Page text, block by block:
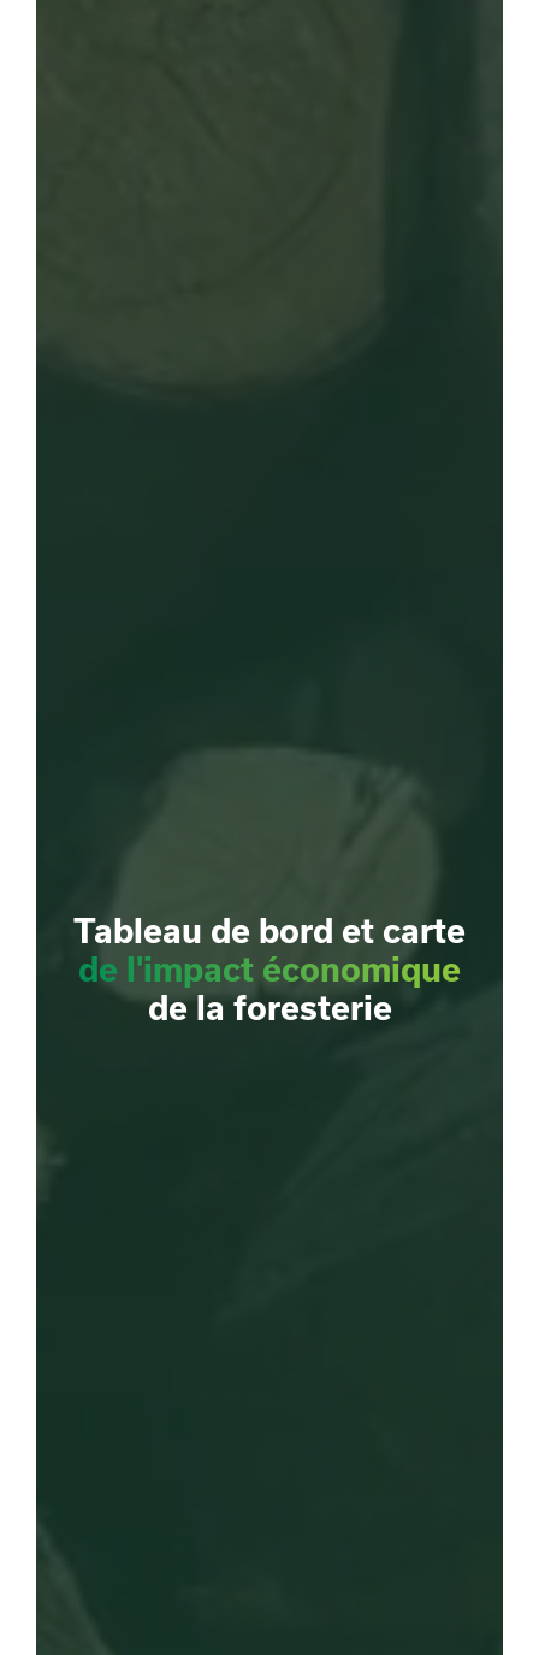
Tableau de bord et carte
de l'impact économique
de la foresterie